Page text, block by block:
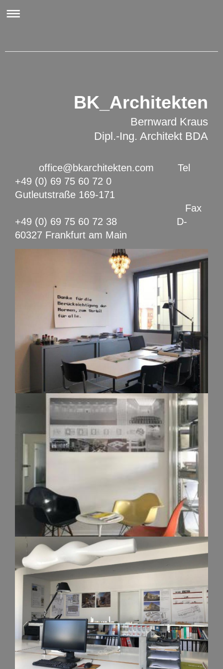
BK_Architekten
Bernward Kraus
Dipl.-Ing. Architekt BDA
office@bkarchitekten.com Tel
+49 (0) 69 75 60 72 0
Gutleutstraße 169-171
Fax
+49 (0) 69 75 60 72 38 D-
60327 Frankfurt am Main